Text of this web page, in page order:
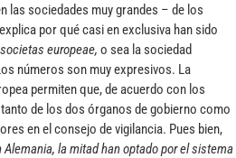
las sociedades muy grandes – de los
por qué casi en exclusiva han sido
societas europeae, o sea la sociedad
números son muy expresivos. La
permiten que, de acuerdo con los
de los dos órganos de gobierno como
en el consejo de vigilancia. Pues bien,
la mitad han optado por el sistema